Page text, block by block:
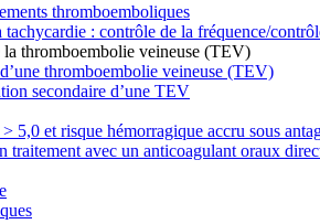
thromboemboliques
tachycardie : contrôle de la fréquence/
la thromboembolie veineuse (TEV)
thromboembolie veineuse (TEV)
secondaire d’une TEV
5,0 et risque hémorragique accru sous
traitement avec un anticoagulant oraux